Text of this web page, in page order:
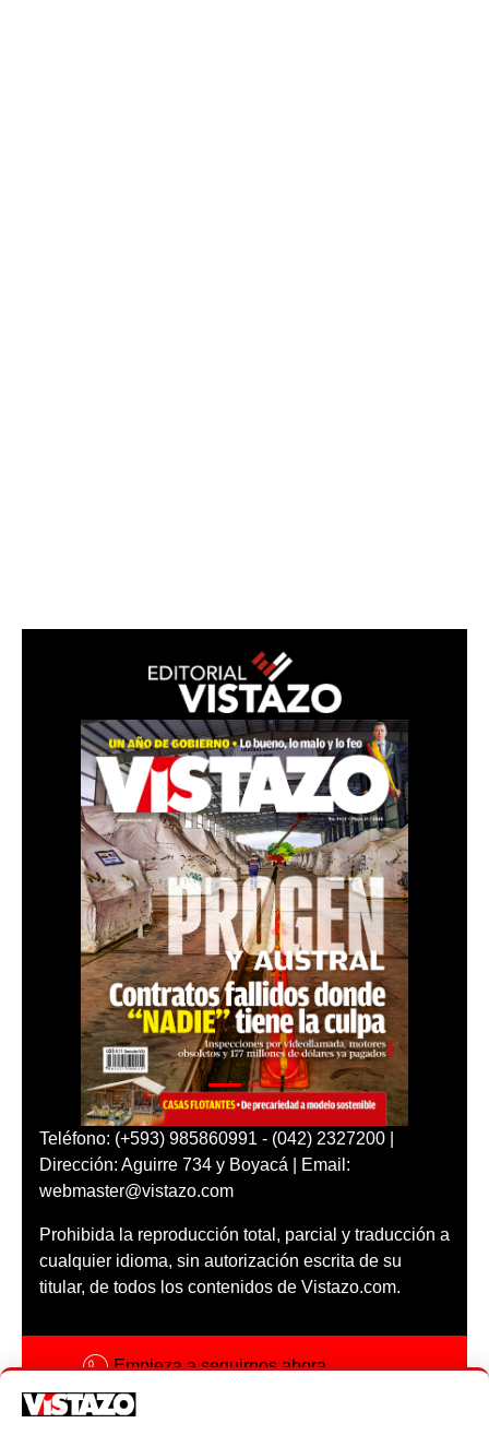
Teléfono: (+593) 985860991 - (042) 2327200 |
Dirección: Aguirre 734 y Boyacá | Email:
webmaster@vistazo.com
Prohibida la reproducción total, parcial y traducción a
cualquier idioma, sin autorización escrita de su
titular, de todos los contenidos de Vistazo.com.
Empieza a seguirnos ahora